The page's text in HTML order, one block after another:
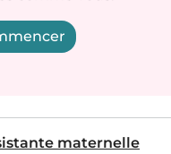
maternelle